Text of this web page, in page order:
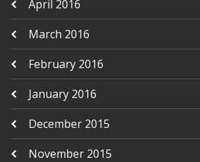
April 2016
March 2016
February 2016
January 2016
December 2015
November 2015